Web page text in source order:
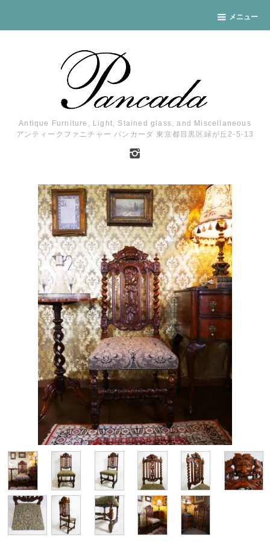
メニュー
Antique Furniture, Light, Stained glass, and Miscellaneous
アンティークファニチャー パンカーダ 東京都目黒区緑が丘2-5-13